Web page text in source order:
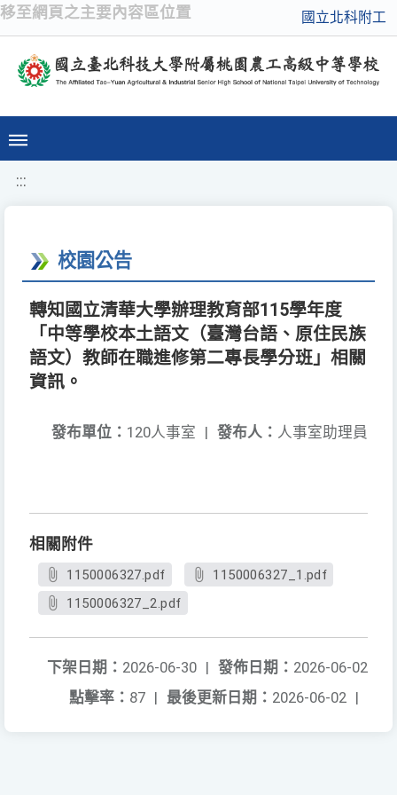
移至網頁之主要內容區位置 國立北科附工
:::
校園公告
轉知國立清華大學辦理教育部115學年度
「中等學校本土語文（臺灣台語、原住民族
語文）教師在職進修第二專長學分班」相關
資訊。
發布人： 人事室助理員
發布單位： 120人事室 |
相關附件
1150006327.pdf
1150006327_1.pdf
1150006327_2.pdf
發佈日期： 2026-06-02
下架日期： 2026-06-30 |
最後更新日期： 2026-06-02 |
點擊率： 87 |